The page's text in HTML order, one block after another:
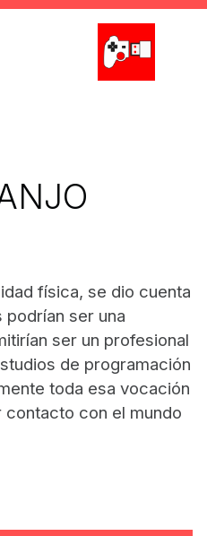
La Cacharrería
física, se dio cuenta
ser una
ser un profesional
de programación
toda esa vocación
con el mundo